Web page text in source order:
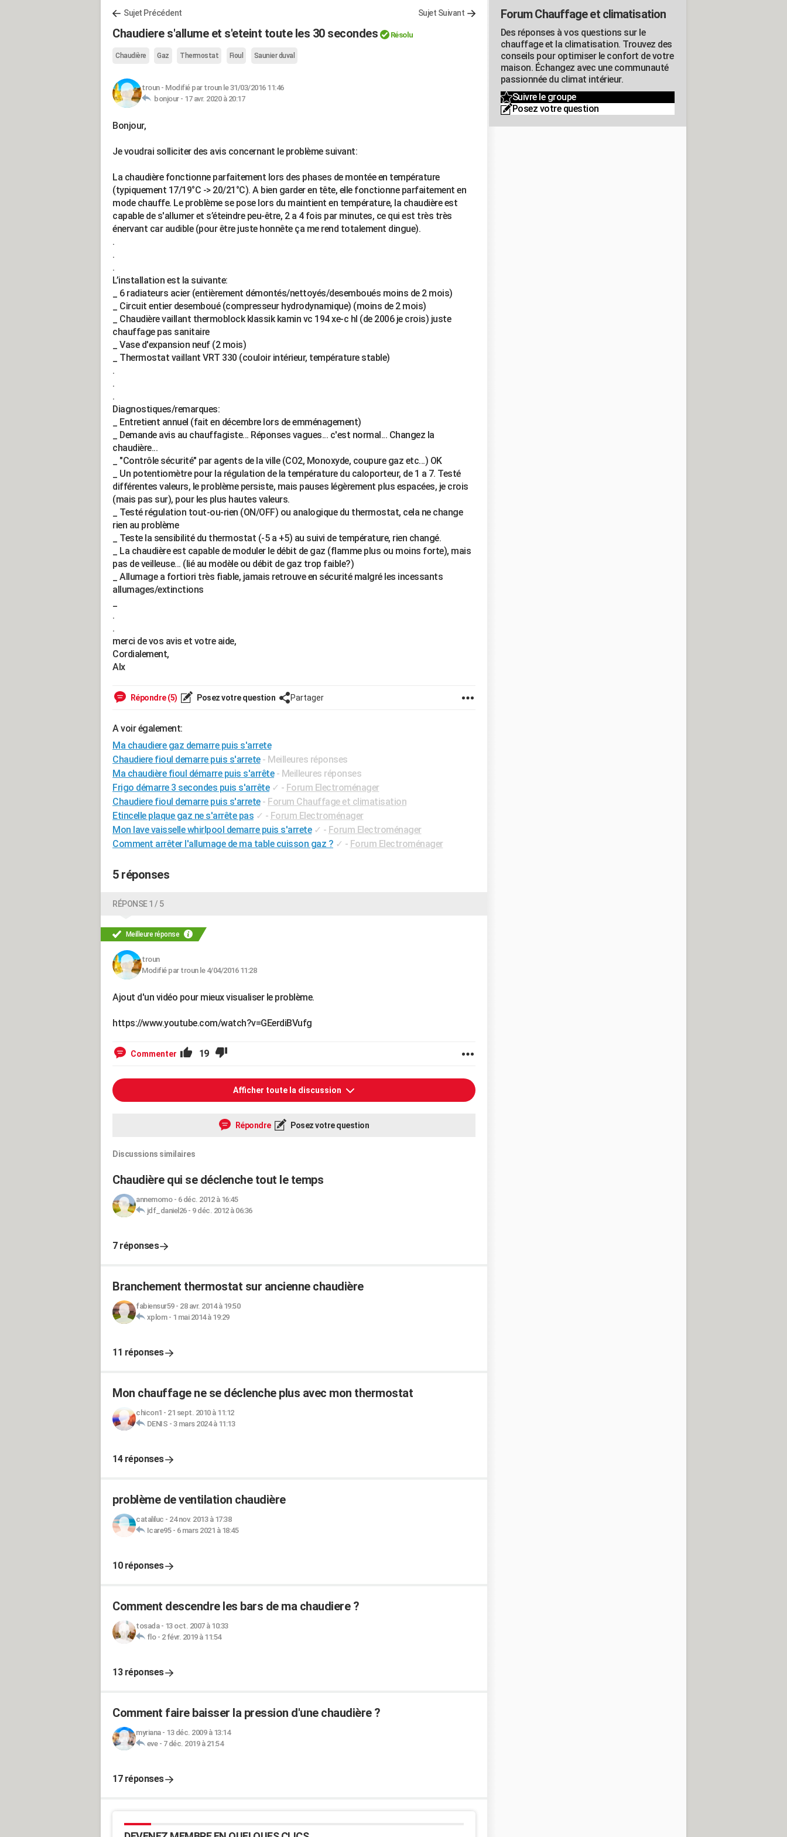
Sujet Précédent Sujet Suivant
Chaudiere s'allume et s'eteint toute les 30 secondes Résolu
Chaudière Gaz Thermostat Fioul Saunier duval
troun- Modifié par troun le 31/03/2016 11:46
bonjour - 17 avr. 2020 à 20:17
Bonjour,
Je voudrai solliciter des avis concernant le problème suivant:
La chaudière fonctionne parfaitement lors des phases de montée en température
(typiquement 17/19°C -> 20/21°C). A bien garder en tête, elle fonctionne parfaitement en
mode chauffe. Le problème se pose lors du maintient en température, la chaudière est
capable de s'allumer et s’éteindre peu-être, 2 a 4 fois par minutes, ce qui est très très
énervant car audible (pour être juste honnête ça me rend totalement dingue).
.
.
.
L’installation est la suivante:
_ 6 radiateurs acier (entièrement démontés/nettoyés/desemboués moins de 2 mois)
_ Circuit entier desemboué (compresseur hydrodynamique) (moins de 2 mois)
_ Chaudière vaillant thermoblock klassik kamin vc 194 xe-c hl (de 2006 je crois) juste
chauffage pas sanitaire
_ Vase d'expansion neuf (2 mois)
_ Thermostat vaillant VRT 330 (couloir intérieur, température stable)
.
.
.
Diagnostiques/remarques:
_ Entretient annuel (fait en décembre lors de emménagement)
_ Demande avis au chauffagiste... Réponses vagues... c'est normal... Changez la
chaudière...
_ "Contrôle sécurité" par agents de la ville (CO2, Monoxyde, coupure gaz etc...) OK
_ Un potentiomètre pour la régulation de la température du caloporteur, de 1 a 7. Testé
différentes valeurs, le problème persiste, mais pauses légèrement plus espacées, je crois
(mais pas sur), pour les plus hautes valeurs.
_ Testé régulation tout-ou-rien (ON/OFF) ou analogique du thermostat, cela ne change
rien au problème
_ Teste la sensibilité du thermostat (-5 a +5) au suivi de température, rien changé.
_ La chaudière est capable de moduler le débit de gaz (flamme plus ou moins forte), mais
pas de veilleuse... (lié au modèle ou débit de gaz trop faible?)
_ Allumage a fortiori très fiable, jamais retrouve en sécurité malgré les incessants
allumages/extinctions
.
.
merci de vos avis et votre aide,
Cordialement,
Alx
Répondre (5) Posez votre question Partager
A voir également:
Ma chaudiere gaz demarre puis s'arrete
Chaudiere fioul demarre puis s'arrete - Meilleures réponses
Ma chaudière fioul démarre puis s'arrête - Meilleures réponses
Frigo démarre 3 secondes puis s'arrête ✓ - Forum Electroménager
Chaudiere fioul demarre puis s'arrete - Forum Chauffage et climatisation
Etincelle plaque gaz ne s'arrête pas ✓ - Forum Electroménager
Mon lave vaisselle whirlpool demarre puis s'arrete ✓ - Forum Electroménager
Comment arrêter l'allumage de ma table cuisson gaz ? ✓ - Forum Electroménager
5 réponses
RÉPONSE 1 / 5
Meilleure réponse
troun
Modifié par troun le 4/04/2016 11:28
Ajout d'un vidéo pour mieux visualiser le problème.
https://www.youtube.com/watch?v=GEerdiBVufg
Commenter 19
Afficher toute la discussion
Répondre Posez votre question
Discussions similaires
Chaudière qui se déclenche tout le temps
annemomo- 6 déc. 2012 à 16:45
jdf_daniel26- 9 déc. 2012 à 06:36
7 réponses
Branchement thermostat sur ancienne chaudière
fabiensur59- 28 avr. 2014 à 19:50
xplom- 1 mai 2014 à 19:29
11 réponses
Mon chauffage ne se déclenche plus avec mon thermostat
chicon1 - 21 sept. 2010 à 11:12
DENIS - 3 mars 2024 à 11:13
14 réponses
problème de ventilation chaudière
cataliluc - 24 nov. 2013 à 17:38
Icare95- 6 mars 2021 à 18:45
10 réponses
Comment descendre les bars de ma chaudiere ?
tosada- 13 oct. 2007 à 10:33
flo- 2 févr. 2019 à 11:54
13 réponses
Comment faire baisser la pression d'une chaudière ?
myriana- 13 déc. 2009 à 13:14
eve- 7 déc. 2019 à 21:54
17 réponses
Forum Chauffage et climatisation
Des réponses à vos questions sur le
chauffage et la climatisation. Trouvez des
conseils pour optimiser le confort de votre
maison. Échangez avec une communauté
passionnée du climat intérieur.
Suivre le groupe
Posez votre question